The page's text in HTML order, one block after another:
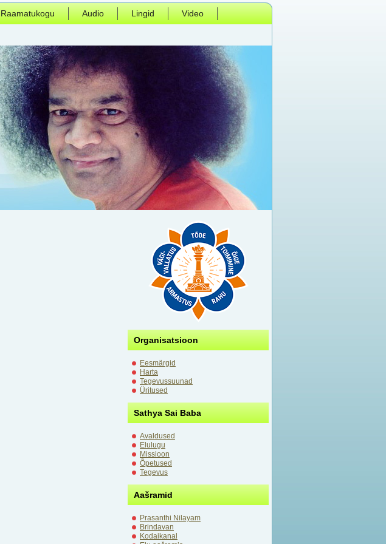
Raamatukogu Audio Lingid Video
Organisatsioon
Eesmärgid
Harta
Tegevussuunad
Üritused
Sathya Sai Baba
Avaldused
Elulugu
Missioon
Õpetused
Tegevus
Aašramid
Prasanthi Nilayam
Brindavan
Kodaikanal